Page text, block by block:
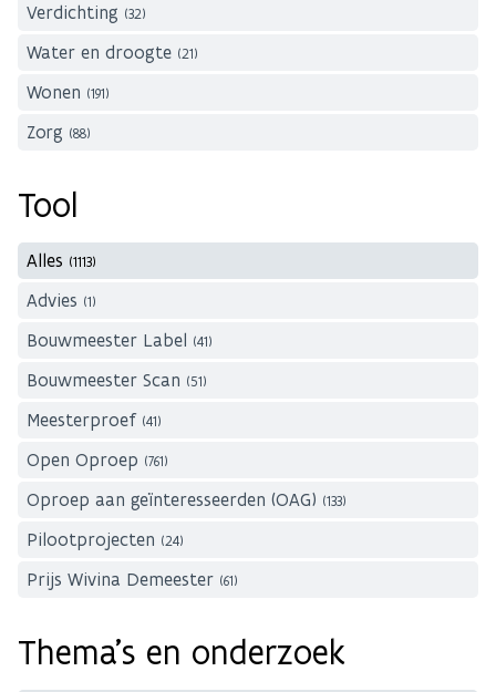
Verdichting (32)
Water en droogte (21)
Wonen (191)
Zorg (88)
Tool
Alles (1113)
Advies (1)
Bouwmeester Label (41)
Bouwmeester Scan (51)
Meesterproef (41)
Open Oproep (761)
Oproep aan geïnteresseerden (OAG) (133)
Pilootprojecten (24)
Prijs Wivina Demeester (61)
Thema's en onderzoek